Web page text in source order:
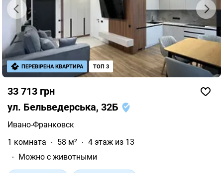
33 713 грн
ул. Бельведерська, 32Б
Ивано-Франковск
1 комната
58 м²
4 этаж из 13
Можно с животными
ПЕРЕВІРЕНА КВАРТИРА ТОП 3